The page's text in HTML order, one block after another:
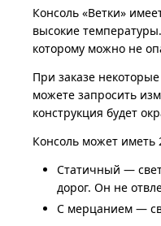
Консоль «Ветки»
высокие
которому можно не
При заказе
можете запросить
конструкция будет
Консоль может иметь
Статичный —
дорог. Он не
С мерцанием —